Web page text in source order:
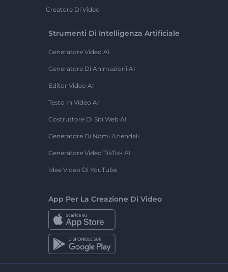
Creatore Di Video
Strumenti Di Intelligenza Artificiale
Generatore Video AI
Generatore Di Animazioni AI
Editor Video AI
Testo In Video AI
Costruttore Di Siti Web AI
Generatore Di Nomi Aziendali
Generatore Video TikTok AI
Idee Video Di YouTube
App Per La Creazione Di Video